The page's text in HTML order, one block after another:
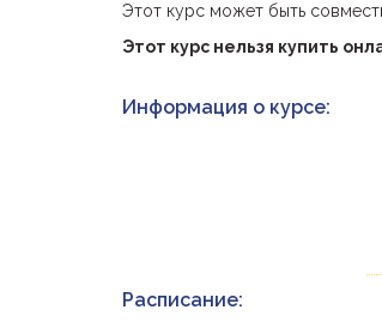
Этот курс может быть
Этот курс нельзя купить
Информация о курсе:
Расписание: